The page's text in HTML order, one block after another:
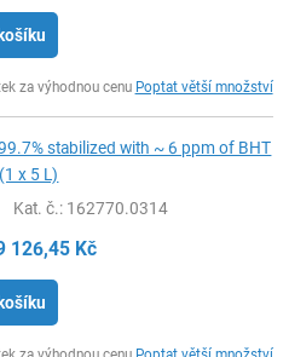
za výhodnou cenu Poptat větší množství
stabilized with ~ 6 ppm of BHT
x 5 L)
Kat. č.: 162770.0314
126,45 Kč